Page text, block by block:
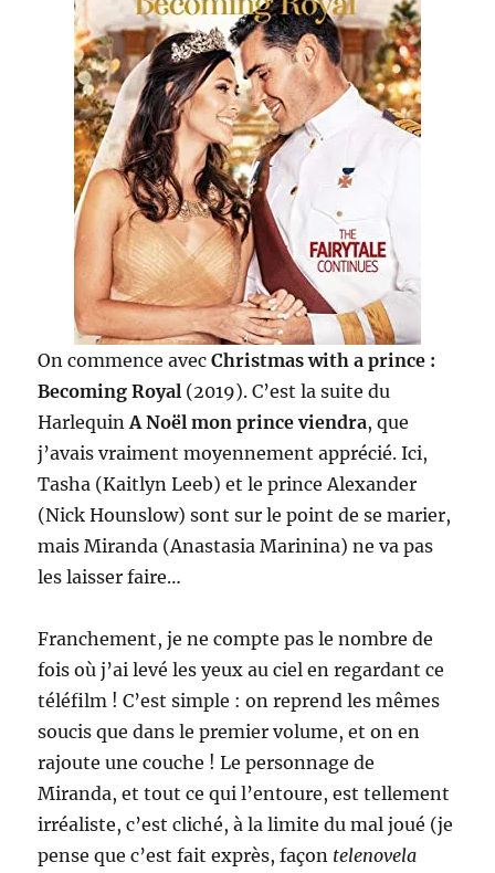
On commence avecChristmas with a prince :
Becoming Royal (2019). C’est la suite du
HarlequinA Noël mon prince viendra, que
j’avais vraiment moyennement apprécié. Ici,
Tasha (Kaitlyn Leeb) et le prince Alexander
(Nick Hounslow) sont sur le point de se marier,
mais Miranda (Anastasia Marinina) ne va pas
les laisser faire…
Franchement, je ne compte pas le nombre de
fois où j’ai levé les yeux au ciel en regardant ce
téléfilm ! C’est simple : on reprend les mêmes
soucis que dans le premier volume, et on en
rajoute une couche ! Le personnage de
Miranda, et tout ce qui l’entoure, est tellement
irréaliste, c’est cliché, à la limite du mal joué (je
pense que c’est fait exprès, façon telenovela